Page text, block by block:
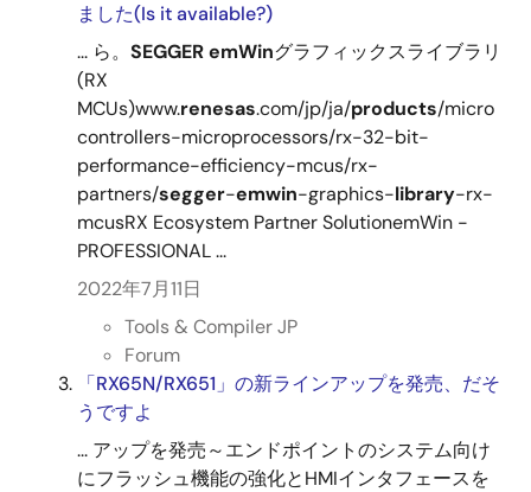
ました(Is it available?)
... ら。 SEGGERemWinグラフィックスライブラリ
(RX
MCUs)www.renesas.com/jp/ja/products/micro
controllers-microprocessors/rx-32-bit-
performance-efficiency-mcus/rx-
partners/segger-emwin-graphics-library-rx-
mcusRX Ecosystem Partner SolutionemWin -
PROFESSIONAL ...
2022年7月11日
Tools & Compiler JP
Forum
「RX65N/RX651」の新ラインアップを発売、だそ
うですよ
... アップを発売～エンドポイントのシステム向け
にフラッシュ機能の強化とHMIインタフェースを